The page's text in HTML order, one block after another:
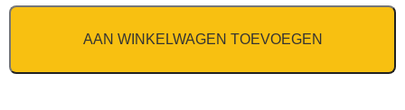
AAN WINKELWAGEN TOEVOEGEN